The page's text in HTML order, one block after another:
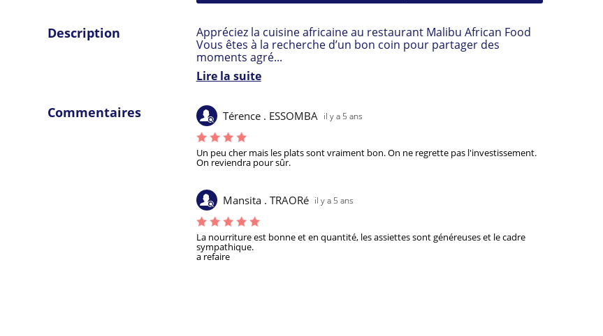
Description
Appréciez la cuisine africaine au restaurant Malibu African Food
Vous êtes à la recherche d’un bon coin pour partager des
moments agré...
Lire la suite
Commentaires Térence . ESSOMBA il y a 5 ans
Un peu cher mais les plats sont vraiment bon. On ne regrette pas l'investissement.
On reviendra pour sûr.
Mansita . TRAORé il y a 5 ans
La nourriture est bonne et en quantité, les assiettes sont généreuses et le cadre
sympathique.
a refaire